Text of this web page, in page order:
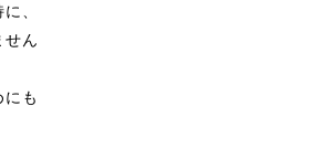
、
せん
も